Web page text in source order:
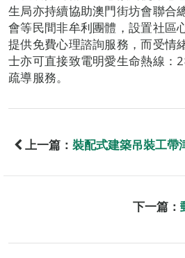
生局亦持續協助澳門街坊會聯合
會等民間非牟利團體，設置社區
提供免費心理諮詢服務，而受情
士亦可直接致電明愛生命熱線：
疏導服務。
上一篇： 裝配式建築吊裝工帶
下一篇：